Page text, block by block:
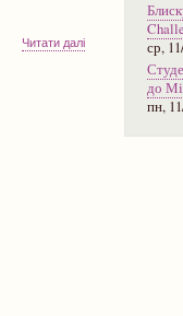
Читати далі
атестаційної
ср,
до
пн,